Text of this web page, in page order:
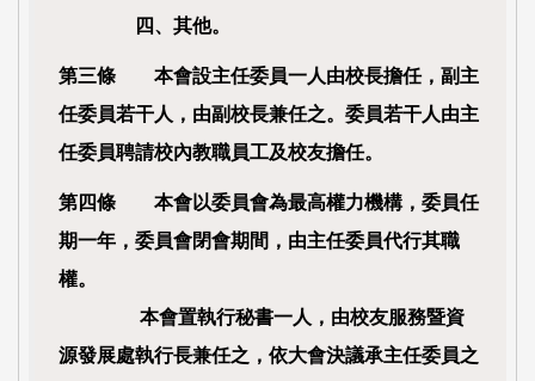
四、其他。
第三條 本會設主任委員一人由校長擔任，副主
任委員若干人，由副校長兼任之。委員若干人由主
任委員聘請校內教職員工及校友擔任。
第四條 本會以委員會為最高權力機構，委員任
期一年，委員會閉會期間，由主任委員代行其職
權。
本會置執行秘書一人，由校友服務暨資
源發展處執行長兼任之，依大會決議承主任委員之